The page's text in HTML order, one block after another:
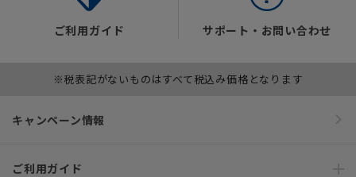
ご利用ガイド サポート・お問い合わせ
※税表記がないものはすべて税込み価格となります
キャンペーン情報
ご利用ガイド